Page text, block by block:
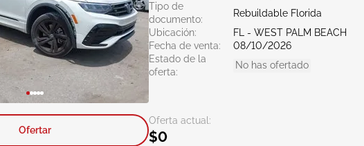
Tipo de
documento:
Rebuildable Florida
Ubicación:
FL - WEST PALM BEACH
Fecha de venta:
08/10/2026
Estado de la
oferta:
No has ofertado
Oferta actual:
$0
Ofertar